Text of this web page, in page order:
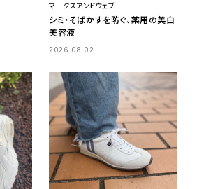
マークスアンドウェブ
シミ・そばかすを防ぐ、薬用の美白
美容液
2026.08.02